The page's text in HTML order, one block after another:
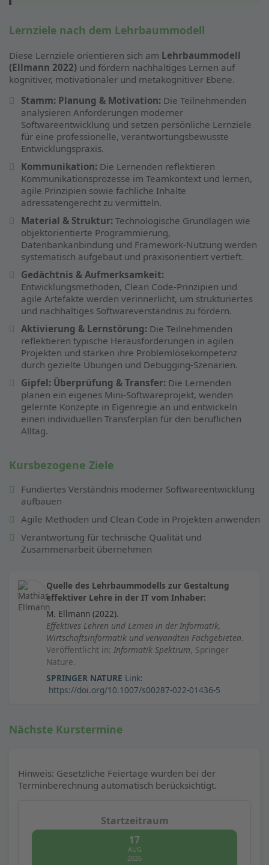
Lernziele nach dem Lehrbaummodell
Diese Lernziele orientieren sich am Lehrbaummodell
(Ellmann 2022) und fördern nachhaltiges Lernen auf
kognitiver, motivationaler und metakognitiver Ebene.
Stamm: Planung & Motivation: Die Teilnehmenden
analysieren Anforderungen moderner
Softwareentwicklung und setzen persönliche Lernziele
für eine professionelle, verantwortungsbewusste
Entwicklungspraxis.
Kommunikation: Die Lernenden reflektieren
Kommunikationsprozesse im Teamkontext und lernen,
agile Prinzipien sowie fachliche Inhalte
adressatengerecht zu vermitteln.
Material & Struktur: Technologische Grundlagen wie
objektorientierte Programmierung,
Datenbankanbindung und Framework-Nutzung werden
systematisch aufgebaut und praxisorientiert vertieft.
Gedächtnis & Aufmerksamkeit:
Entwicklungsmethoden, Clean Code-Prinzipien und
agile Artefakte werden verinnerlicht, um strukturiertes
und nachhaltiges Softwareverständnis zu fördern.
Aktivierung & Lernstörung: Die Teilnehmenden
reflektieren typische Herausforderungen in agilen
Projekten und stärken ihre Problemlösekompetenz
durch gezielte Übungen und Debugging-Szenarien.
Gipfel: Überprüfung & Transfer: Die Lernenden
planen ein eigenes Mini-Softwareprojekt, wenden
gelernte Konzepte in Eigenregie an und entwickeln
einen individuellen Transferplan für den beruflichen
Alltag.
Kursbezogene Ziele
Fundiertes Verständnis moderner Softwareentwicklung
aufbauen
Agile Methoden und Clean Code in Projekten anwenden
Verantwortung für technische Qualität und
Zusammenarbeit übernehmen
Quelle des Lehrbaummodells zur Gestaltung
effektiver Lehre in der IT vom Inhaber:
M. Ellmann (2022).
Effektives Lehren und Lernen in der Informatik,
Wirtschaftsinformatik und verwandten Fachgebieten.
Veröffentlicht in: Informatik Spektrum, Springer
Nature.
SPRINGER NATURE Link:
https://doi.org/10.1007/s00287-022-01436-5
Nächste Kurstermine
Hinweis: Gesetzliche Feiertage wurden bei der
Terminberechnung automatisch berücksichtigt.
17
AUG
2026